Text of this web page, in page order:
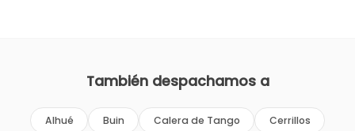
También despachamos a
Alhué Buin Calera de Tango
Cerrillos